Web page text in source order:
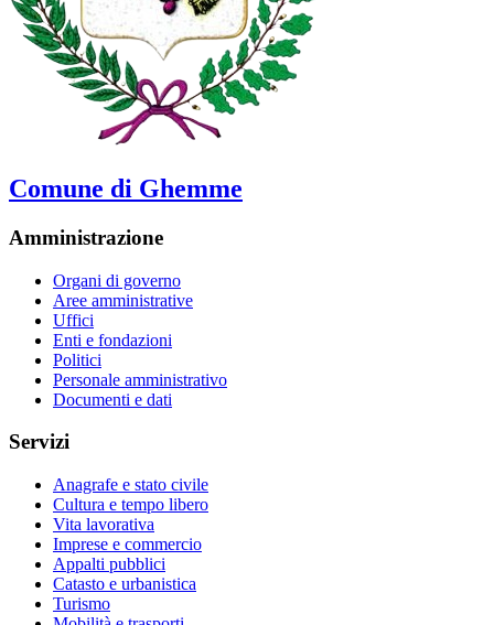
Comune di Ghemme
Amministrazione
Organi di governo
Aree amministrative
Uffici
Enti e fondazioni
Politici
Personale amministrativo
Documenti e dati
Servizi
Anagrafe e stato civile
Cultura e tempo libero
Vita lavorativa
Imprese e commercio
Appalti pubblici
Catasto e urbanistica
Turismo